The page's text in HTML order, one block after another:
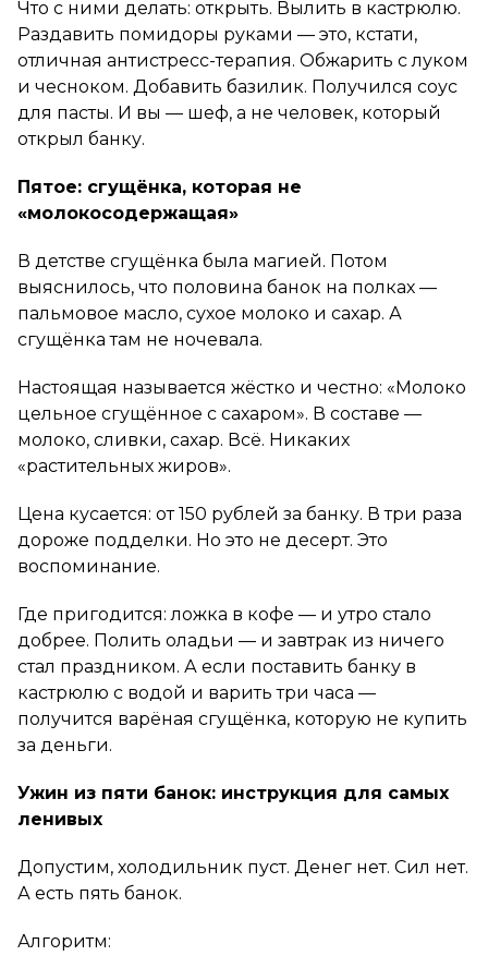
Что с ними делать: открыть. Вылить в кастрюлю.
Раздавить помидоры руками — это, кстати,
отличная антистресс-терапия. Обжарить с луком
и чесноком. Добавить базилик. Получился соус
для пасты. И вы — шеф, а не человек, который
открыл банку.
Пятое: сгущёнка, которая не
«молокосодержащая»
В детстве сгущёнка была магией. Потом
выяснилось, что половина банок на полках —
пальмовое масло, сухое молоко и сахар. А
сгущёнка там не ночевала.
Настоящая называется жёстко и честно: «Молоко
цельное сгущённое с сахаром». В составе —
молоко, сливки, сахар. Всё. Никаких
«растительных жиров».
Цена кусается: от 150 рублей за банку. В три раза
дороже подделки. Но это не десерт. Это
воспоминание.
Где пригодится: ложка в кофе — и утро стало
добрее. Полить оладьи — и завтрак из ничего
стал праздником. А если поставить банку в
кастрюлю с водой и варить три часа —
получится варёная сгущёнка, которую не купить
за деньги.
Ужин из пяти банок: инструкция для самых
ленивых
Допустим, холодильник пуст. Денег нет. Сил нет.
А есть пять банок.
Алгоритм: